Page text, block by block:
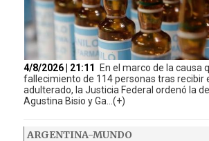
4/8/2026 | 21:11
En el marco de la causa
fallecimiento de 114 personas tras recibir
adulterado, la Justicia Federal ordenó la
Agustina Bisio y Ga...(+)
ARGENTINA-MUNDO